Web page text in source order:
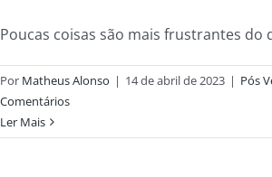
Poucas coisas são mais frustrantes do
Por Matheus Alonso | 14 de abril de 2023 | Pós
Comentários
Ler Mais